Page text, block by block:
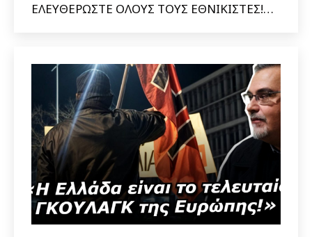
ΕΛΕΥΘΕΡΩΣΤΕ ΟΛΟΥΣ ΤΟΥΣ ΕΘΝΙΚΙΣΤΕΣ!…